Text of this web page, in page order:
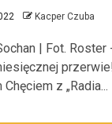
Kacper Czuba
| Fot. Roster
Chęciem z „Radia...